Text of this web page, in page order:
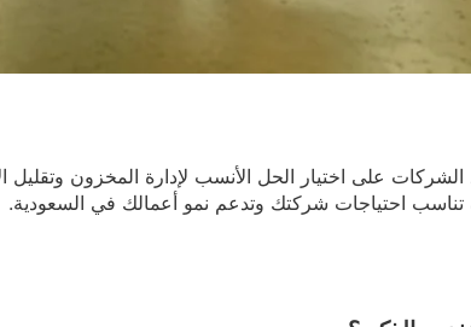
الشركات على اختيار الحل الأنسب لإدارة المخزون
احتياجات شركتك وتدعم نمو أعمالك في السعودية.